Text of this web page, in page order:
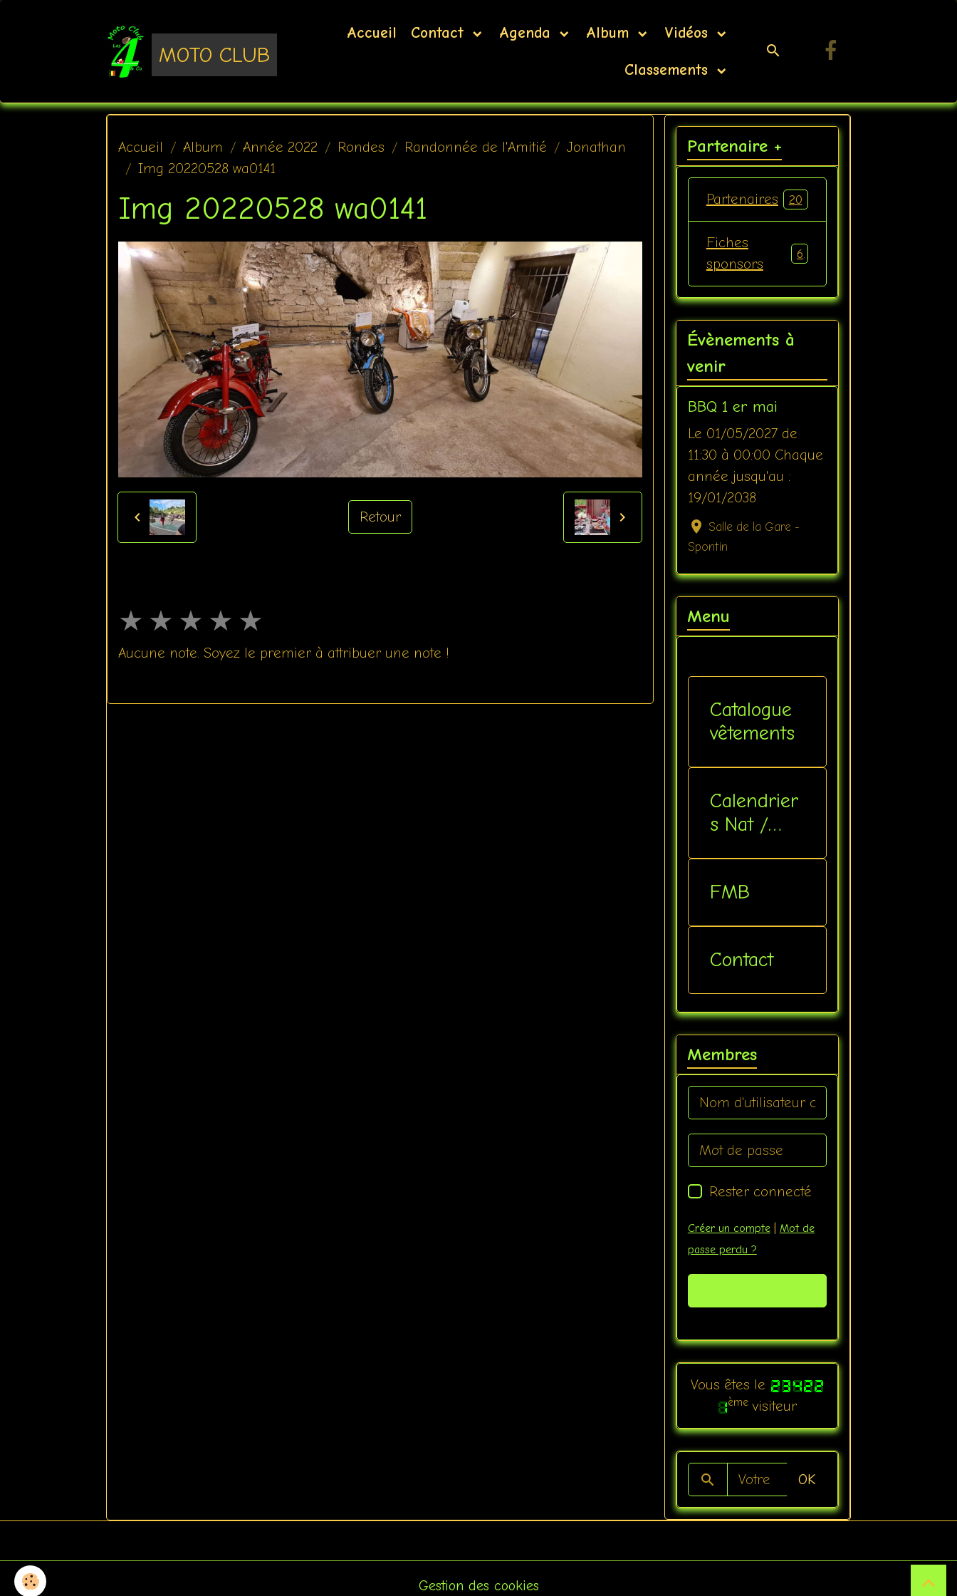
MOTO CLUB
Accueil Contact Agenda Album Vidéos
Classements
Accueil Album Année 2022 Rondes Randonnée de l'Amitié
Jonathan
Img 20220528 wa0141
Img 20220528 wa0141
Retour
★ ★ ★ ★ ★
Aucune note. Soyez le premier à attribuer une note !
Partenaire +
Partenaires 20
Fiches
sponsors
Évènements à
venir
BBQ 1 er mai
Le 01/05/2027 de
11:30 à 00:00 Chaque
année jusqu'au :
19/01/2038
Salle de la Gare -
Spontin
Menu
Catalogue
vêtements
Calendrier
s Nat /
FMB
Contact
Membres
Rester connecté
Créer un compte| Mot de
passe perdu ?
Vous êtes le
ème visiteur
OK
Gestion des cookies